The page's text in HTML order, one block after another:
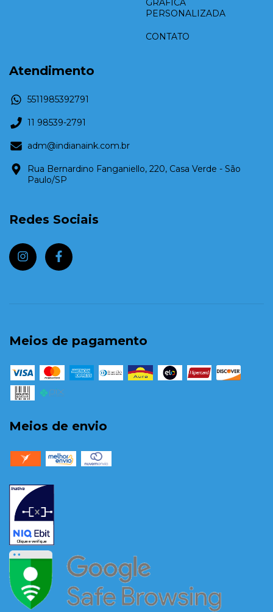
GRÁFICA
PERSONALIZADA
CONTATO
Atendimento
5511985392791
11 98539-2791
adm@indianaink.com.br
Rua Bernardino Fanganiello, 220, Casa Verde - São
Paulo/SP
Redes Sociais
Meios de pagamento
Meios de envio